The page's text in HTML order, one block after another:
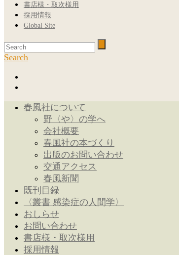
書店様・取次様用
採用情報
Global Site
Search
春風社について
野〈や〉の学へ
会社概要
春風社の本づくり
出版のお問い合わせ
交通アクセス
春風新聞
既刊目録
〈叢書 感染症の人間学〉
おしらせ
お問い合わせ
書店様・取次様用
採用情報